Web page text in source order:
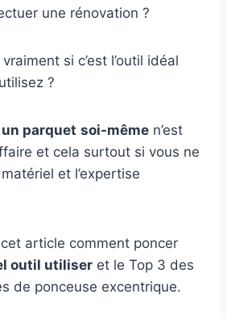
une rénovation ?
si c’est l’outil idéal
?
parquet soi-même n’est
et cela surtout si vous ne
et l’expertise
article comment poncer
outil utiliser et le Top 3 des
de ponceuse excentrique.